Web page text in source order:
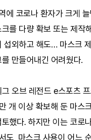
에 코로나 환자가 크게
를 다량 확보 또는 제작
섭외하고 해도… 마스크
만들어내긴 어려웠다.
오브 레전드 e스포츠
개 이상 확보해 둔 마스
했다. 하지만 이는 코로
도, 마스크 사용이 어느